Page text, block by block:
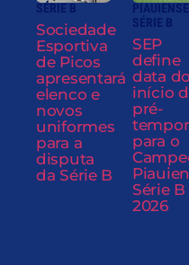
SÉRIE B
Sociedade
Esportiva
de Picos
apresentará
elenco e
novos
uniformes
para a
disputa
da Série B
PIAUIENSE
SÉRIE B
SEP
define
data do
início
pré-
para o
Série B
2026